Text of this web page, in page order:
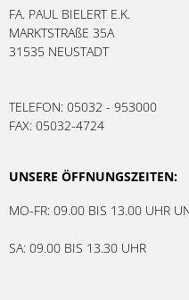
FA. PAUL BIELERT E.K.
MARKTSTRAßE 35A
31535 NEUSTADT
TELEFON: 05032 - 953000
FAX: 05032-4724
UNSERE ÖFFNUNGSZEITEN:
MO-FR: 09.00 BIS 13.00 UHR
SA: 09.00 BIS 13.30 UHR